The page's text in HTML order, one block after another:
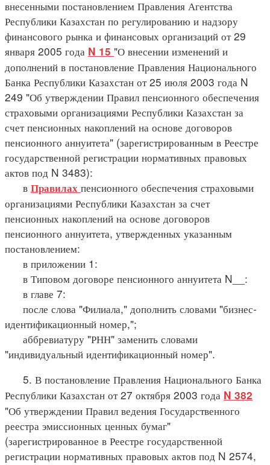
внесенными постановлением Правления Агентства
Республики Казахстан по регулированию и надзору
финансового рынка и финансовых организаций от 29
января 2005 года N 15 "О внесении изменений и
дополнений в постановление Правления Национального
Банка Республики Казахстан от 25 июля 2003 года N
249 "Об утверждении Правил пенсионного обеспечения
страховыми организациями Республики Казахстан за
счет пенсионных накоплений на основе договоров
пенсионного аннуитета" (зарегистрированным в Реестре
государственной регистрации нормативных правовых
актов под N 3483):
в Правилах пенсионного обеспечения страховыми
организациями Республики Казахстан за счет
пенсионных накоплений на основе договоров
пенсионного аннуитета, утвержденных указанным
постановлением:
в приложении 1:
в Типовом договоре пенсионного аннуитета N__:
в главе 7:
после слова "Филиала," дополнить словами "бизнес-
идентификационный номер,";
аббревиатуру "РНН" заменить словами
"индивидуальный идентификационный номер".
5. В постановление Правления Национального Банка
Республики Казахстан от 27 октября 2003 года N 382
"Об утверждении Правил ведения Государственного
реестра эмиссионных ценных бумаг"
(зарегистрированное в Реестре государственной
регистрации нормативных правовых актов под N 2574,